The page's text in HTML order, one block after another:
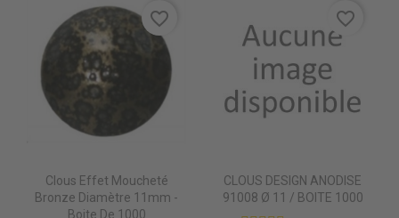
Clous Effet Moucheté
Bronze Diamètre 11mm -
Boite De 1000
favorite_border
CLOUS DESIGN ANODISE
91008 Ø 11 / BOITE 1000
favorite_border